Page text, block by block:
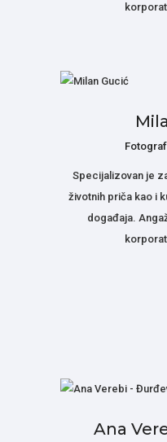
Specijalizovan je
životnih priča kao i
događaja.
Ana